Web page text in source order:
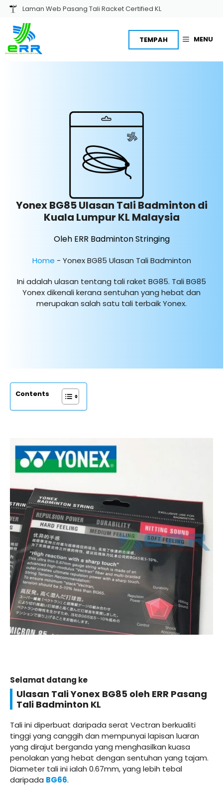
Skip
content
Laman Web Pasang Tali Racket Certified KL
MENU
TEMPAH
Yonex BG85 Ulasan Tali Badminton di
Kuala Lumpur KL Malaysia
Oleh ERR Badminton Stringing
Home - Yonex BG85 Ulasan Tali Badminton
Ini adalah ulasan tentang tali raket BG85. Tali BG85
Yonex dikenali kerana sentuhan yang hebat dan
merupakan salah satu tali terbaik Yonex.
Contents
Selamat datang ke
Ulasan Tali Yonex BG85 oleh ERR Pasang
Tali Badminton KL
Tali ini diperbuat daripada serat Vectran berkualiti
tinggi yang canggih dan mempunyai lapisan luaran
yang dirajut berganda yang menghasilkan kuasa
penolakan yang hebat dengan sentuhan yang tajam.
Diameter tali ini ialah 0.67mm, yang lebih tebal
daripada BG66.